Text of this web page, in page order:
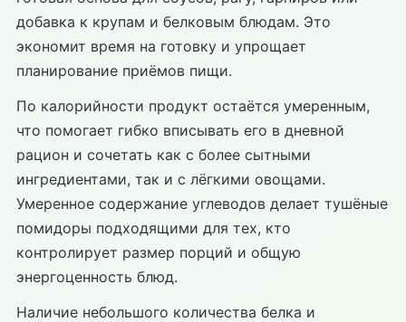
добавка к крупам и белковым блюдам. Это
экономит время на готовку и упрощает
планирование приёмов пищи.
По калорийности продукт остаётся умеренным,
что помогает гибко вписывать его в дневной
рацион и сочетать как с более сытными
ингредиентами, так и с лёгкими овощами.
Умеренное содержание углеводов делает тушёные
помидоры подходящими для тех, кто
контролирует размер порций и общую
энергоценность блюд.
Наличие небольшого количества белка и